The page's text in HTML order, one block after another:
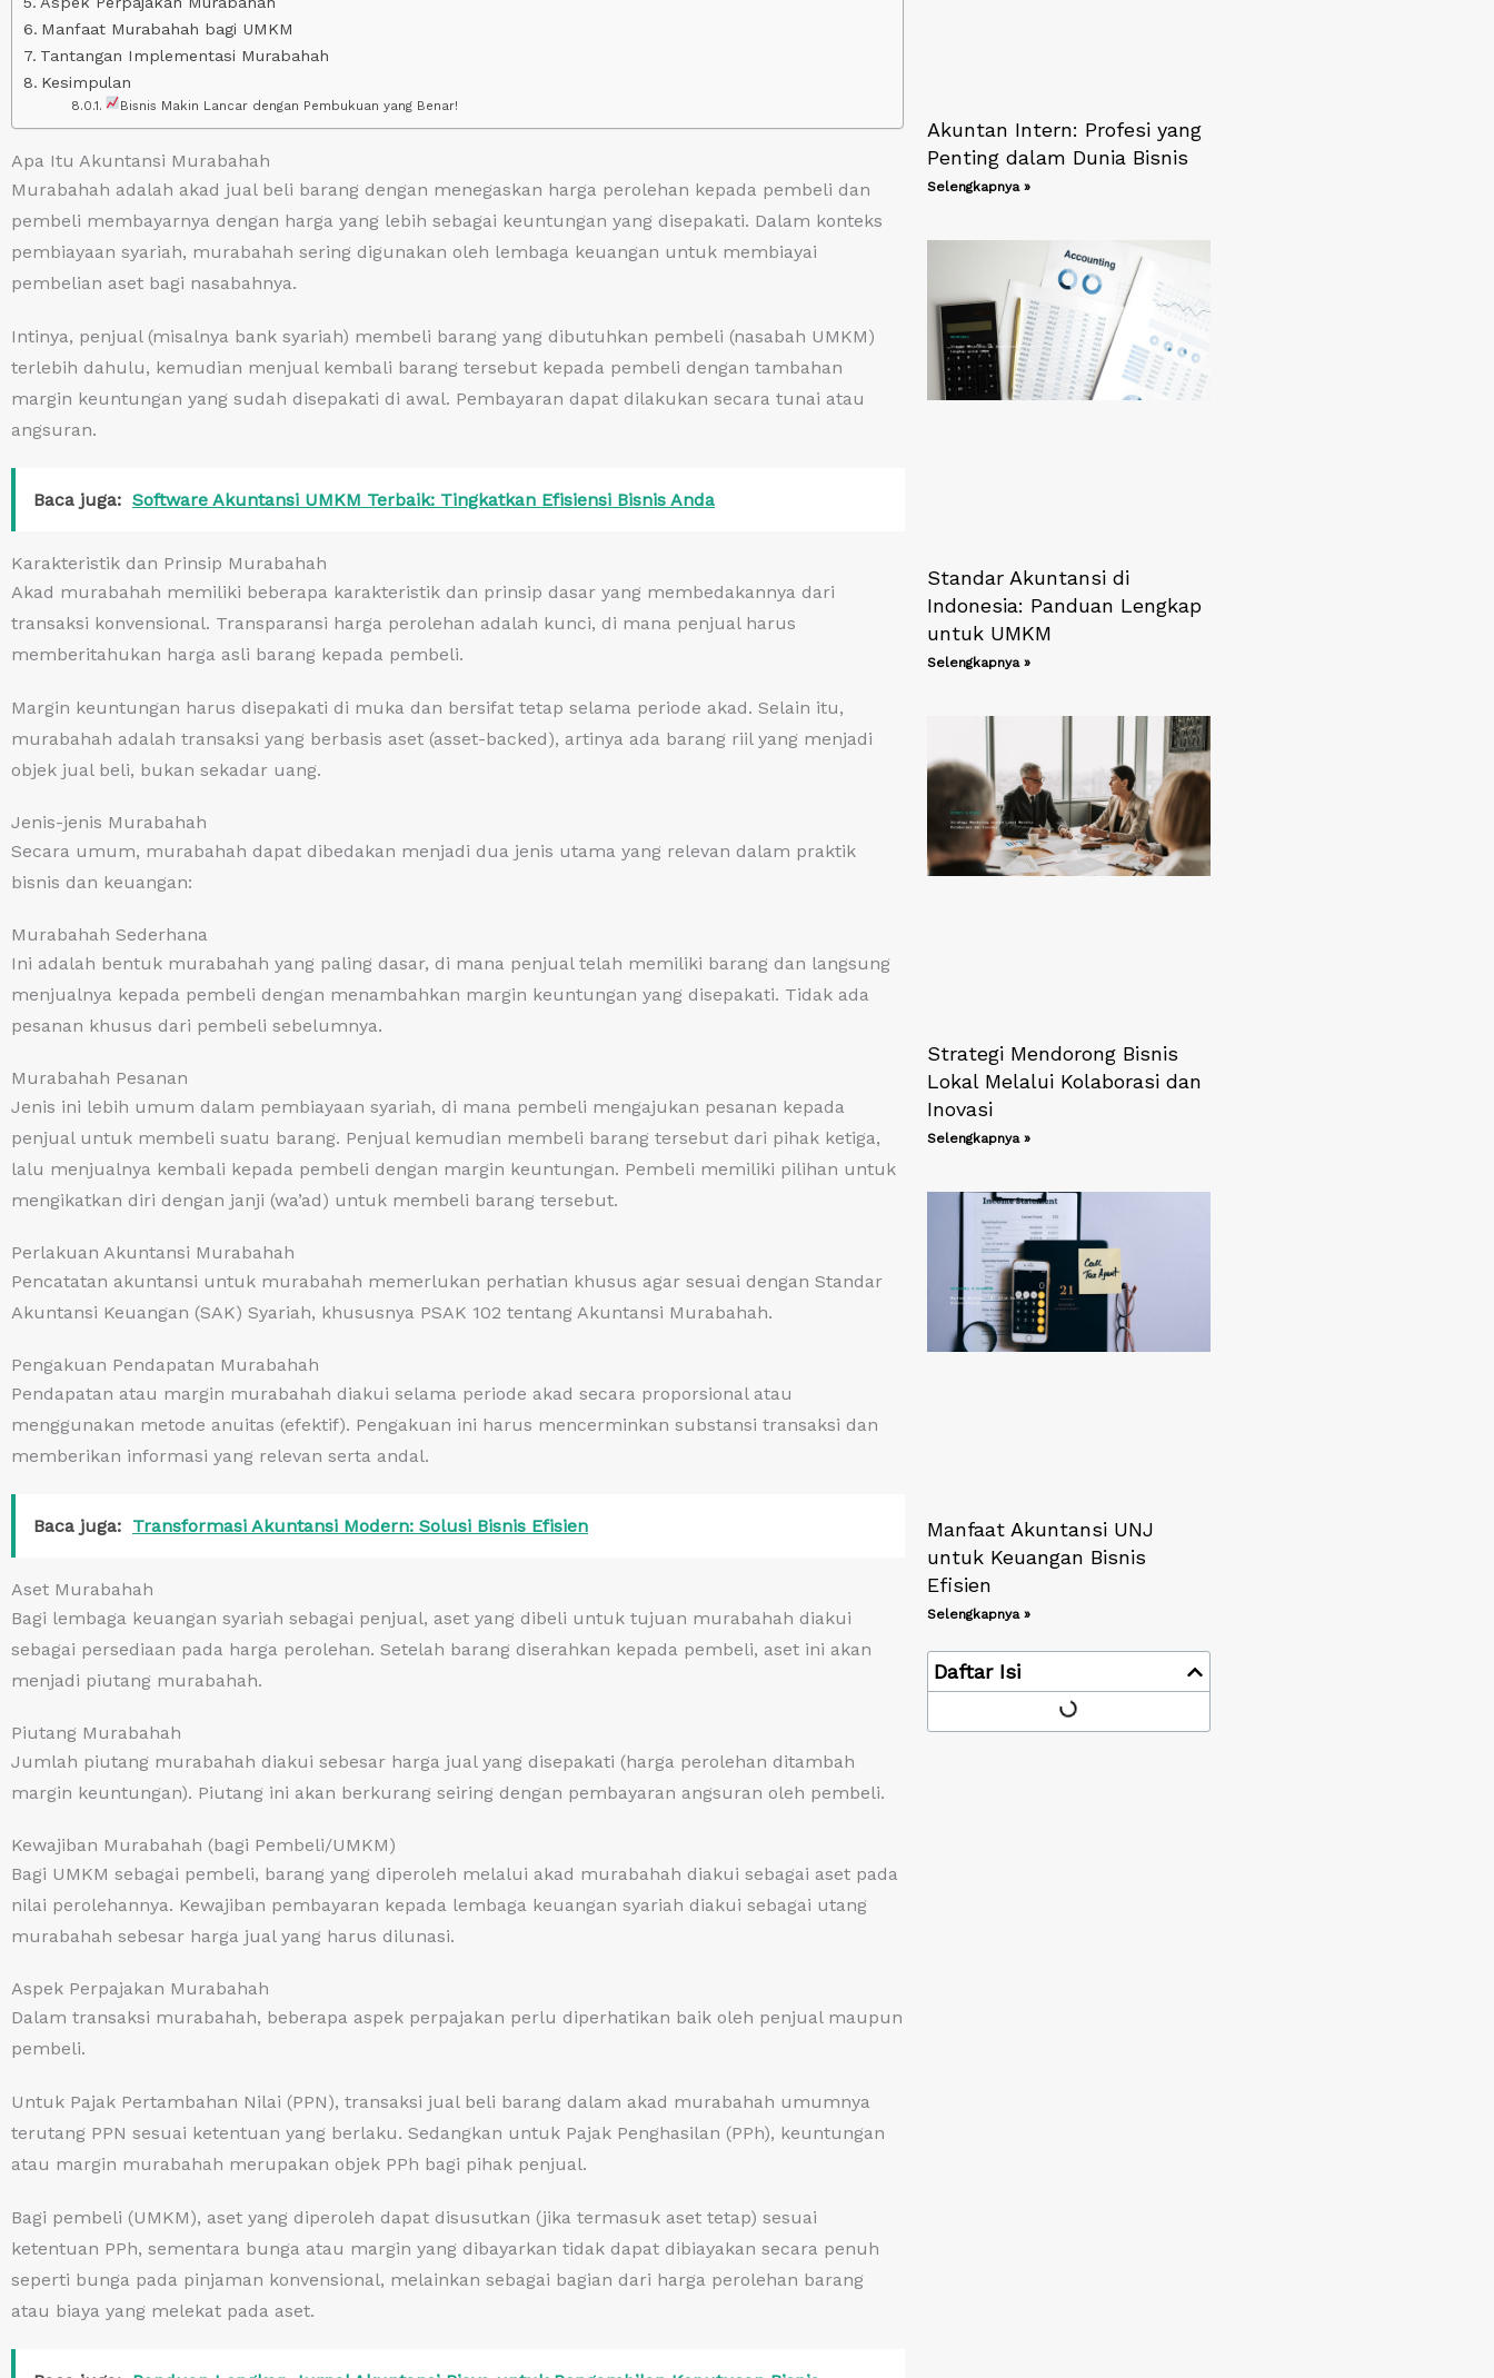
Manfaat Murabahah bagi UMKM
Tantangan Implementasi Murabahah
Kesimpulan
Bisnis Makin Lancar dengan Pembukuan yang Benar!
Apa Itu Akuntansi Murabahah
Murabahah adalah akad jual beli barang dengan menegaskan harga perolehan kepada pembeli dan
pembeli membayarnya dengan harga yang lebih sebagai keuntungan yang disepakati. Dalam konteks
pembiayaan syariah, murabahah sering digunakan oleh lembaga keuangan untuk membiayai
pembelian aset bagi nasabahnya.
Intinya, penjual (misalnya bank syariah) membeli barang yang dibutuhkan pembeli (nasabah UMKM)
terlebih dahulu, kemudian menjual kembali barang tersebut kepada pembeli dengan tambahan
margin keuntungan yang sudah disepakati di awal. Pembayaran dapat dilakukan secara tunai atau
angsuran.
Baca juga: Software Akuntansi UMKM Terbaik: Tingkatkan Efisiensi Bisnis Anda
Karakteristik dan Prinsip Murabahah
Akad murabahah memiliki beberapa karakteristik dan prinsip dasar yang membedakannya dari
transaksi konvensional. Transparansi harga perolehan adalah kunci, di mana penjual harus
memberitahukan harga asli barang kepada pembeli.
Margin keuntungan harus disepakati di muka dan bersifat tetap selama periode akad. Selain itu,
murabahah adalah transaksi yang berbasis aset (asset-backed), artinya ada barang riil yang menjadi
objek jual beli, bukan sekadar uang.
Jenis-jenis Murabahah
Secara umum, murabahah dapat dibedakan menjadi dua jenis utama yang relevan dalam praktik
bisnis dan keuangan:
Murabahah Sederhana
Ini adalah bentuk murabahah yang paling dasar, di mana penjual telah memiliki barang dan langsung
menjualnya kepada pembeli dengan menambahkan margin keuntungan yang disepakati. Tidak ada
pesanan khusus dari pembeli sebelumnya.
Murabahah Pesanan
Jenis ini lebih umum dalam pembiayaan syariah, di mana pembeli mengajukan pesanan kepada
penjual untuk membeli suatu barang. Penjual kemudian membeli barang tersebut dari pihak ketiga,
lalu menjualnya kembali kepada pembeli dengan margin keuntungan. Pembeli memiliki pilihan untuk
mengikatkan diri dengan janji (wa’ad) untuk membeli barang tersebut.
Perlakuan Akuntansi Murabahah
Pencatatan akuntansi untuk murabahah memerlukan perhatian khusus agar sesuai dengan Standar
Akuntansi Keuangan (SAK) Syariah, khususnya PSAK 102 tentang Akuntansi Murabahah.
Pengakuan Pendapatan Murabahah
Pendapatan atau margin murabahah diakui selama periode akad secara proporsional atau
menggunakan metode anuitas (efektif). Pengakuan ini harus mencerminkan substansi transaksi dan
memberikan informasi yang relevan serta andal.
Baca juga: Transformasi Akuntansi Modern: Solusi Bisnis Efisien
Aset Murabahah
Bagi lembaga keuangan syariah sebagai penjual, aset yang dibeli untuk tujuan murabahah diakui
sebagai persediaan pada harga perolehan. Setelah barang diserahkan kepada pembeli, aset ini akan
menjadi piutang murabahah.
Piutang Murabahah
Jumlah piutang murabahah diakui sebesar harga jual yang disepakati (harga perolehan ditambah
margin keuntungan). Piutang ini akan berkurang seiring dengan pembayaran angsuran oleh pembeli.
Kewajiban Murabahah (bagi Pembeli/UMKM)
Bagi UMKM sebagai pembeli, barang yang diperoleh melalui akad murabahah diakui sebagai aset pada
nilai perolehannya. Kewajiban pembayaran kepada lembaga keuangan syariah diakui sebagai utang
murabahah sebesar harga jual yang harus dilunasi.
Aspek Perpajakan Murabahah
Dalam transaksi murabahah, beberapa aspek perpajakan perlu diperhatikan baik oleh penjual maupun
pembeli.
Untuk Pajak Pertambahan Nilai (PPN), transaksi jual beli barang dalam akad murabahah umumnya
terutang PPN sesuai ketentuan yang berlaku. Sedangkan untuk Pajak Penghasilan (PPh), keuntungan
atau margin murabahah merupakan objek PPh bagi pihak penjual.
Bagi pembeli (UMKM), aset yang diperoleh dapat disusutkan (jika termasuk aset tetap) sesuai
ketentuan PPh, sementara bunga atau margin yang dibayarkan tidak dapat dibiayakan secara penuh
seperti bunga pada pinjaman konvensional, melainkan sebagai bagian dari harga perolehan barang
atau biaya yang melekat pada aset.
Akuntan Intern: Profesi yang
Penting dalam Dunia Bisnis
Selengkapnya »
Standar Akuntansi di
Indonesia: Panduan Lengkap
untuk UMKM
Selengkapnya »
Strategi Mendorong Bisnis
Lokal Melalui Kolaborasi dan
Inovasi
Selengkapnya »
Manfaat Akuntansi UNJ
untuk Keuangan Bisnis
Efisien
Selengkapnya »
Daftar Isi